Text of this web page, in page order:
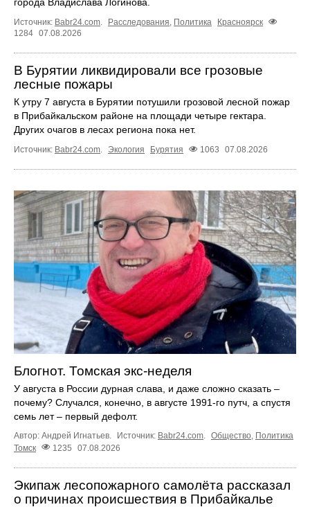
Источник: Babr24.com Расследования Политика
Красноярск
1284 07.08.2026
В Бурятии ликвидировали все грозовые
лесные пожары
К утру 7 августа в Бурятии потушили грозовой лесной пожар
в Прибайкальском районе на площади четыре гектара.
Других очагов в лесах региона пока нет.
Источник: Babr24.com Экология Бурятия 1063 07.08.2026
Блогнот. Томская экс-неделя
У августа в России дурная слава, и даже сложно сказать –
почему? Случался, конечно, в августе 1991-го путч, а спустя
семь лет – первый дефолт.
Автор: Андрей Игнатьев. Источник: Babr24.com. Общество, Политика
Томск
1235 07.08.2026
Экипаж лесопожарного самолёта рассказал
о причинах происшествия в Прибайкалье